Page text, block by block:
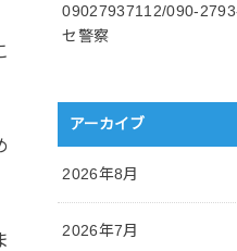
09027937112/090-
セ警察
アーカイブ
2026年8月
2026年7月